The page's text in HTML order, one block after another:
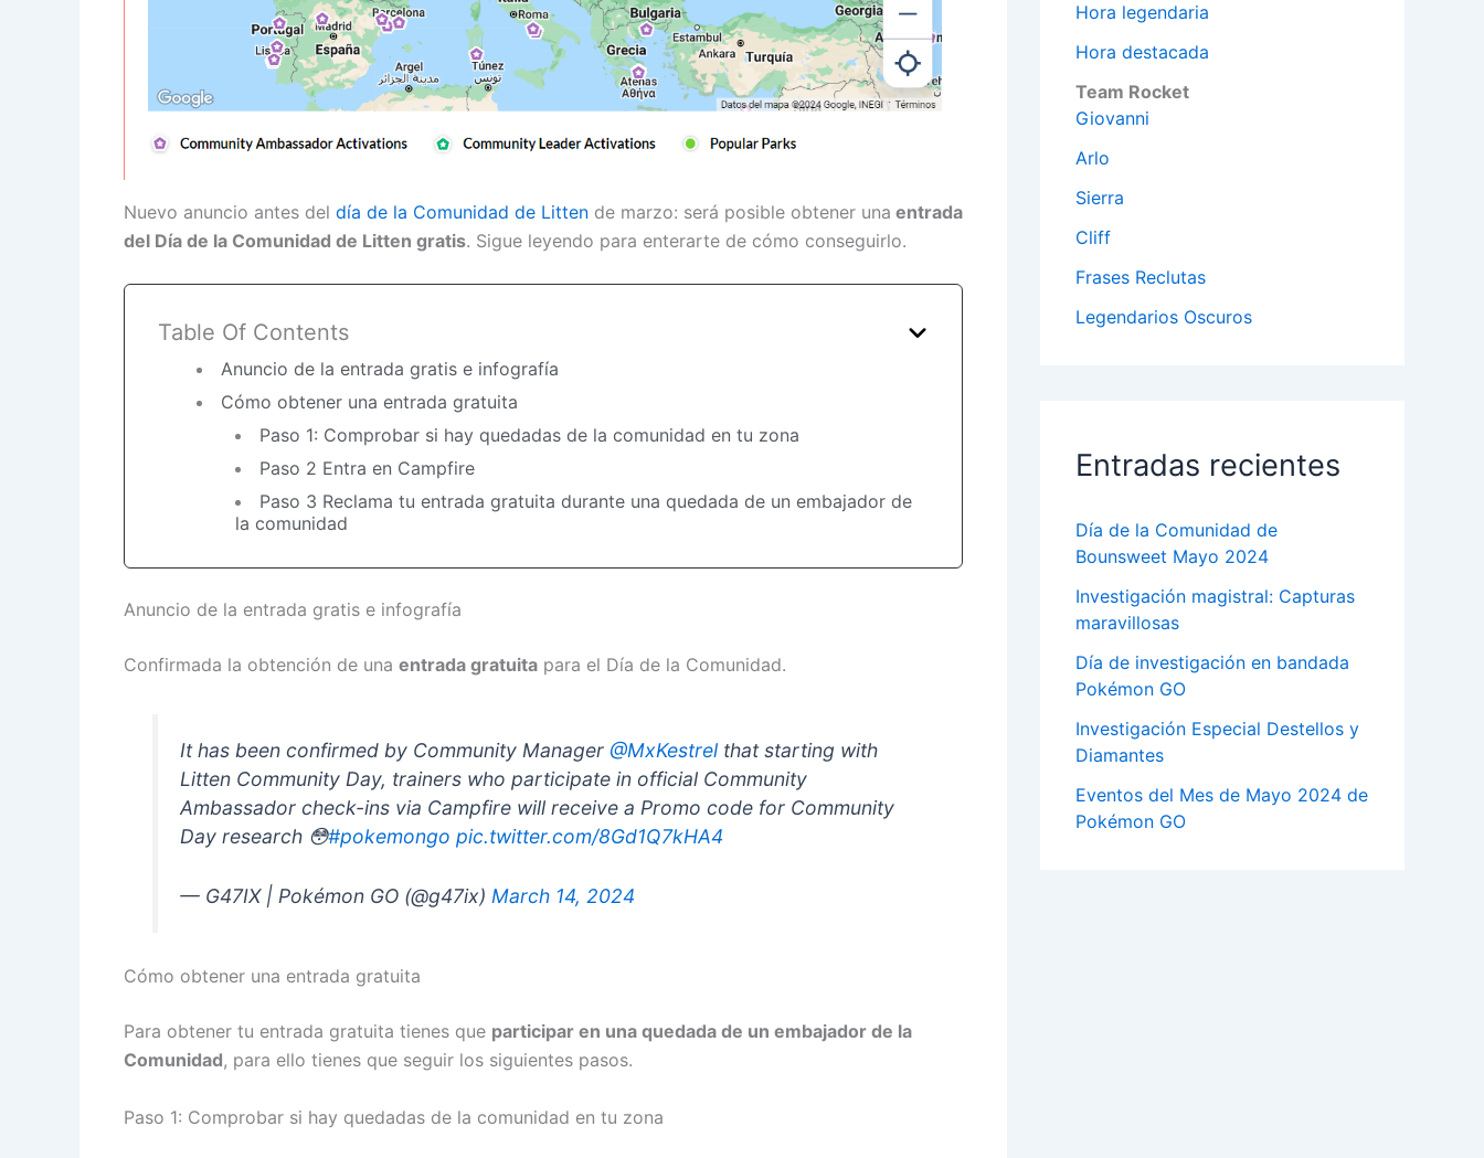
Nuevo anuncio antes del día de la Comunidad de Litten de marzo: será posible obtener una entrada
del Día de la Comunidad de Litten gratis. Sigue leyendo para enterarte de cómo conseguirlo.
Table Of Contents
Anuncio de la entrada gratis e infografía
Cómo obtener una entrada gratuita
Paso 1: Comprobar si hay quedadas de la comunidad en tu zona
Paso 2 Entra en Campfire
Paso 3 Reclama tu entrada gratuita durante una quedada de un embajador de
la comunidad
Anuncio de la entrada gratis e infografía
Confirmada la obtención de una entrada gratuita para el Día de la Comunidad.
It has been confirmed by Community Manager @MxKestrel that starting with
Litten Community Day, trainers who participate in official Community
Ambassador check-ins via Campfire will receive a Promo code for Community
Day research 😳#pokemongo pic.twitter.com/8Gd1Q7kHA4
— G47IX | Pokémon GO (@g47ix) March 14, 2024
Cómo obtener una entrada gratuita
Para obtener tu entrada gratuita tienes que participar en una quedada de un embajador de la
Comunidad, para ello tienes que seguir los siguientes pasos.
Paso 1: Comprobar si hay quedadas de la comunidad en tu zona
Hora legendaria
Hora destacada
Team Rocket
Giovanni
Arlo
Sierra
Cliff
Frases Reclutas
Legendarios Oscuros
Entradas recientes
Día de la Comunidad de
Bounsweet Mayo 2024
Investigación magistral: Capturas
maravillosas
Día de investigación en bandada
Pokémon GO
Investigación Especial Destellos y
Diamantes
Eventos del Mes de Mayo 2024 de
Pokémon GO